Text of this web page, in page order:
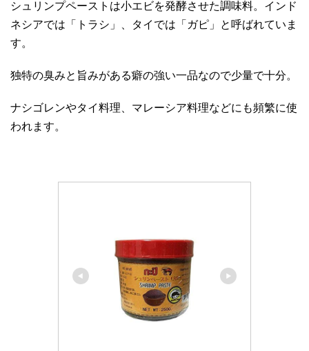
シュリンプペーストは小エビを発酵させた調味料。インド
ネシアでは「トラシ」、タイでは「ガピ」と呼ばれていま
す。
独特の臭みと旨みがある癖の強い一品なので少量で十分。
ナシゴレンやタイ料理、マレーシア料理などにも頻繁に使
われます。